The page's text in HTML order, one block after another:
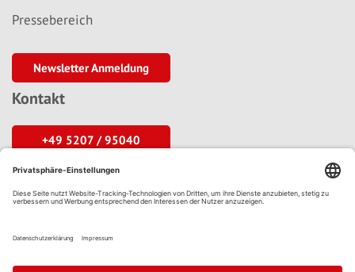
Pressebereich
Newsletter Anmeldung
Kontakt
+49 5207 / 95040
info@richard-brink.de